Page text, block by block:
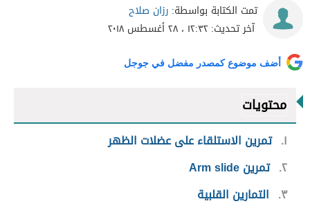
تمت الكتابة بواسطة: رزان صلاح
آخر تحديث:١٢:٣٢ ، ٢٨ أغسطس ٢٠١٨
أضف موضوع كمصدر مفضل في جوجل
محتويات
١ تمرين الاستلقاء على عضلات الظهر
٢ تمرين Arm slide
٣
التمارين القلبية